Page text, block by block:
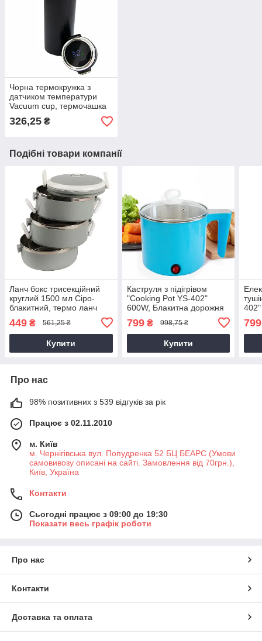
Чорна термокружка з
датчиком температури
Vacuum cup, термочашка
для чаю з індикатором
(420 мл), чашка термос
326,25 ₴
Подібні товари компанії
Ланч бокс трисекційний
круглий 1500 мл Сіро-
блакитний, термо ланч
бокс для їжі з нержавіючої
сталі
449 ₴ 561,25 ₴
Купити
Каструля з підігрівом
"Cooking Pot YS-402"
600W, Блакитна дорожня
електрокаструля на 1.5 л
(электрокастрюля)
799₴ 998,75 ₴
Купити
799
Про нас
98% позитивних з 539 відгуків за рік
Працює з 02.11.2010
м. Київ
м. Чернігівська вул. Попудренка 52 БЦ БЕАРС (Умови
самовивозу описані на сайті. Замовлення від 70грн.),
Київ, Україна
Контакти
Сьогодні працює з 09:00 до 19:30
Показати весь графік роботи
Про нас
Контакти
Доставка та оплата